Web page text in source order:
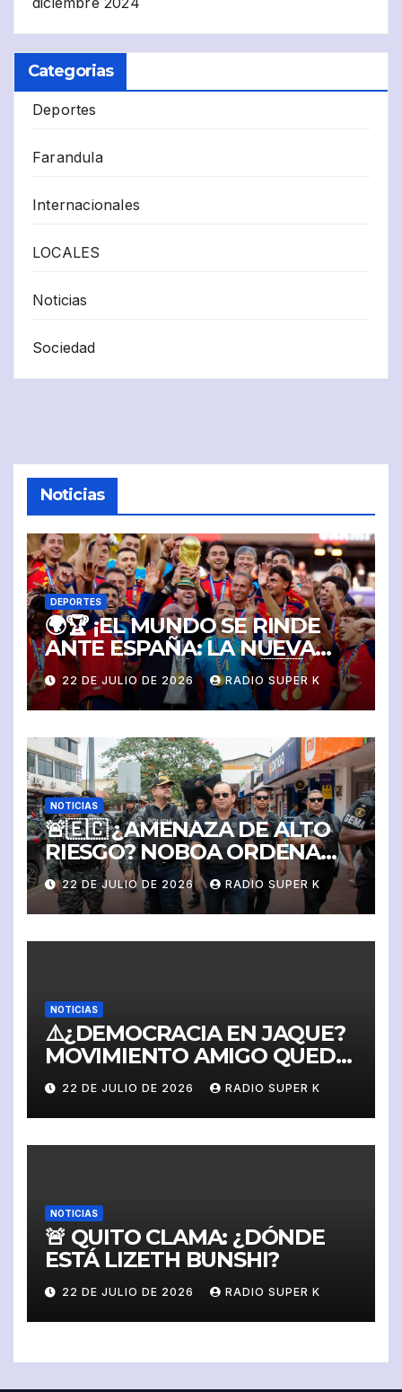
Categorias
Deportes
Farandula
Internacionales
LOCALES
Noticias
Sociedad
Noticias
DEPORTES
🌍🏆 ¡EL MUNDO SE RINDE
ANTE ESPAÑA: LA NUEVA
REINA DEL FÚTBOL! 🇪🇸
22 DE JULIO DE 2026 RADIO SUPER K
NOTICIAS
🚨🇪🇨 ¿AMENAZA DE ALTO
RIESGO? NOBOA ORDENA
PROTECCIÓN MILITAR Y
POLICIAL PARA JOHN
REIMBERG Y SU FAMILIA
22 DE JULIO DE 2026 RADIO SUPER K
NOTICIAS
⚠️¿DEMOCRACIA EN JAQUE?
MOVIMIENTO AMIGO QUEDA
SUSPENDIDO Y SIN
DERECHO A IMPUGNAR
22 DE JULIO DE 2026 RADIO SUPER K
NOTICIAS
🚨 QUITO CLAMA: ¿DÓNDE
ESTÁ LIZETH BUNSHI?
22 DE JULIO DE 2026 RADIO SUPER K